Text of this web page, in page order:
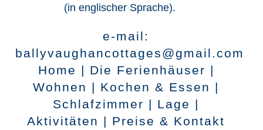
(in englischer Sprache).
e-mail:
ballyvaughancottages@gmail.com
Home | Die Ferienhäuser |
Wohnen | Kochen & Essen |
Schlafzimmer | Lage |
Aktivitäten | Preise & Kontakt